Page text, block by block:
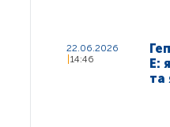
22.06.2026
14:46
E:
та